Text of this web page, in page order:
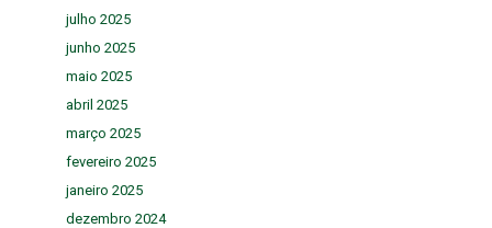
julho 2025
junho 2025
maio 2025
abril 2025
março 2025
fevereiro 2025
janeiro 2025
dezembro 2024